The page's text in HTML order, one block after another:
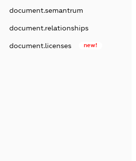
document.semantrum
document.relationships
document.licenses new!